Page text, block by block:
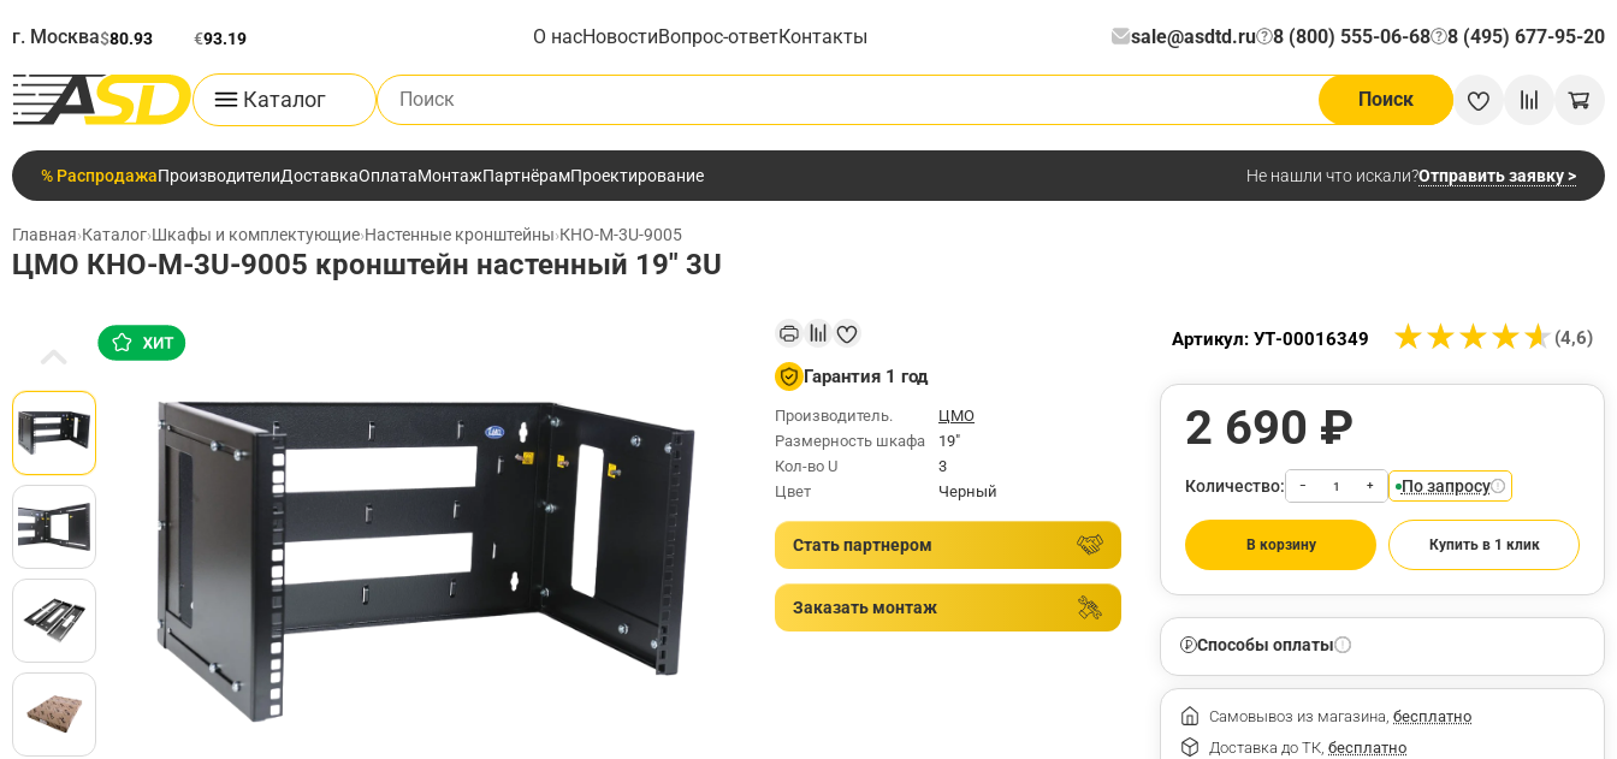
г. Москва$80.93 €93.19 О насНовостиВопрос-ответКонтакты sale@asdtd.ru 8 (800) 555-06-68
? 8 (495) 677-95-20
?
Каталог
Поиск по каталогу
Поиск
% РаспродажаПроизводителиДоставкаОплатаМонтажПартнёрамПроектирование Не нашли что искали?Отправить заявку >
Главная›Каталог›Шкафы и комплектующие›Настенные кронштейны›КНО-М-3U-9005
ЦМО КНО-М-3U-9005 кронштейн настенный 19" 3U
Гарантия 1 год
Производитель.
ЦМО
Размерность шкафа
19"
Кол-во U
3
Цвет
Черный
Стать партнером
Заказать монтаж
★★★★★
★★★★★ (4,6)
Артикул: УТ-00016349
2 690 ₽
Количество: − + По запросу
В корзину Купить в 1 клик
Способы оплаты
Самовывоз из магазина, бесплатно
Доставка до ТК, бесплатно